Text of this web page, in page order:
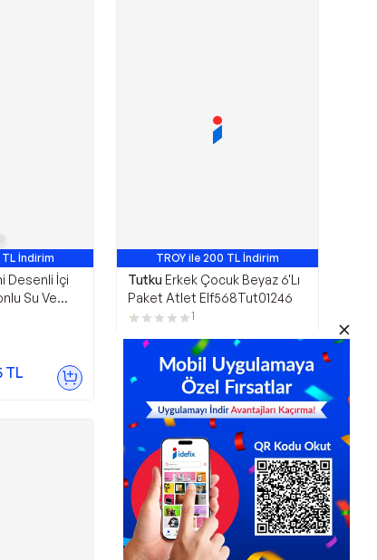
TL İndirim
Desenli İçi
Su Ve
TL
TROY ile 200 TL İndirim
Tutku Erkek Çocuk Beyaz 6'Lı
Paket Atlet Elf568Tut01246
1
450,00 TL
Sepette391,50TL